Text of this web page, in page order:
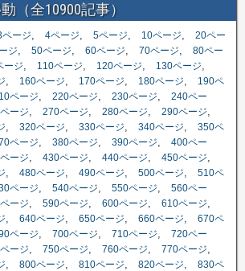
（全10900記事）
ページ, 4ページ, 5ページ, 10ページ, 20ペー
ジ, 50ページ, 60ページ, 70ページ, 80ペー
ージ, 110ページ, 120ページ, 130ページ,
, 160ページ, 170ページ, 180ページ,
190ペ
ページ, 220ページ, 230ページ, 240ペー
ージ, 270ページ, 280ページ, 290ページ,
, 320ページ, 330ページ, 340ページ, 350ペ
ページ, 380ページ, 390ページ, 400ペー
ージ, 430ページ, 440ページ, 450ページ,
, 480ページ, 490ページ, 500ページ, 510ペ
ページ, 540ページ, 550ページ, 560ペー
ージ, 590ページ, 600ページ, 610ページ,
, 640ページ, 650ページ, 660ページ, 670ペ
ページ, 700ページ, 710ページ, 720ペー
ージ, 750ページ, 760ページ, 770ページ,
, 800ページ, 810ページ, 820ページ, 830ペ